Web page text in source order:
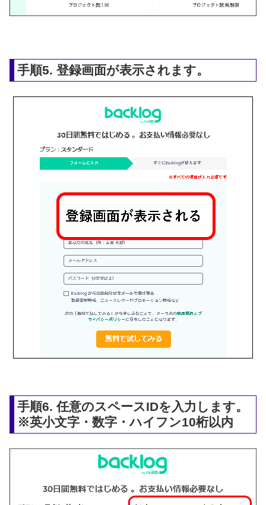
手順5. 登録画面が表示されます。
手順6. 任意のスペースIDを入力します。
※英小文字・数字・ハイフン10桁以内